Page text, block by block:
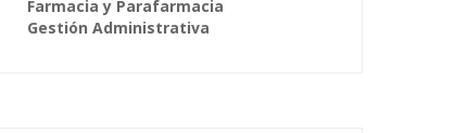
Farmacia y Parafarmacia
Gestión Administrativa